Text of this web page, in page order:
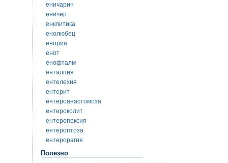
еничарин
еничер
енклитика
енолюбец
енория
енот
енофталм
енталпия
ентелехия
ентерит
ентероанастомоза
ентероколит
ентеропексия
ентероптоза
ентерорагия
Полезно